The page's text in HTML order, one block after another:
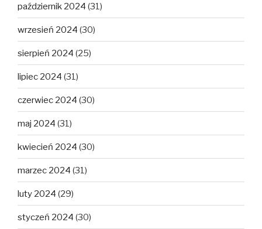
październik 2024 (31)
wrzesień 2024 (30)
sierpień 2024 (25)
lipiec 2024 (31)
czerwiec 2024 (30)
maj 2024 (31)
kwiecień 2024 (30)
marzec 2024 (31)
luty 2024 (29)
styczeń 2024 (30)